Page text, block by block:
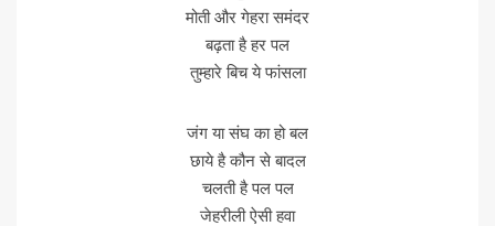
मोती और गेहरा समंदर
बढ़ता है हर पल
तुम्हारे बिच ये फांसला
जंग या संघ का हो बल
छाये है कौन से बादल
चलती है पल पल
जेहरीली ऐसी हवा